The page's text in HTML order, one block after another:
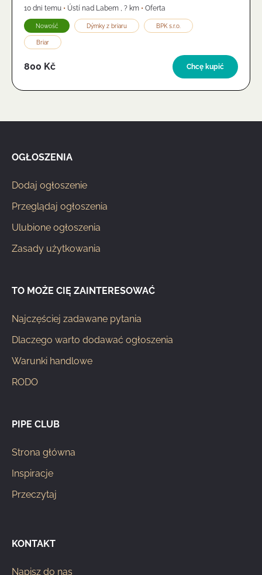
10 dni temu • Ústí nad Labem , ? km • Oferta
Nowość Dýmky z briaru BPK s.r.o.
Briar
800 Kč Chcę kupić
OGŁOSZENIA
Dodaj ogłoszenie
Przeglądaj ogłoszenia
Ulubione ogłoszenia
Zasady użytkowania
TO MOŻE CIĘ ZAINTERESOWAĆ
Najczęściej zadawane pytania
Dlaczego warto dodawać ogłoszenia
Warunki handlowe
RODO
PIPE CLUB
Strona główna
Inspiracje
Przeczytaj
KONTAKT
Napisz do nas